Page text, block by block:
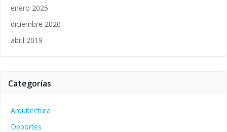
enero 2025
diciembre 2020
abril 2019
Categorías
Arquitectura
Deportes